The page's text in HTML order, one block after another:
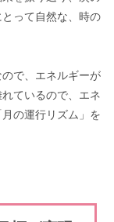
って自然な、時の
で、エネルギーが
ているので、エネ
の運行リズム」を